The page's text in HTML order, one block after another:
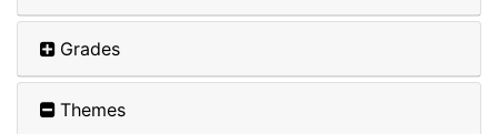
Grades
Themes